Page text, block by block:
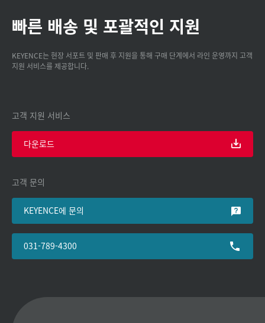
빠른 배송 및 포괄적인 지원
KEYENCE는 현장 서포트 및 판매 후 지원을 통해 구매 단계에서 라인 운영까지 고객
지원 서비스를 제공합니다.
고객 지원 서비스
다운로드
고객 문의
KEYENCE에 문의
031-789-4300